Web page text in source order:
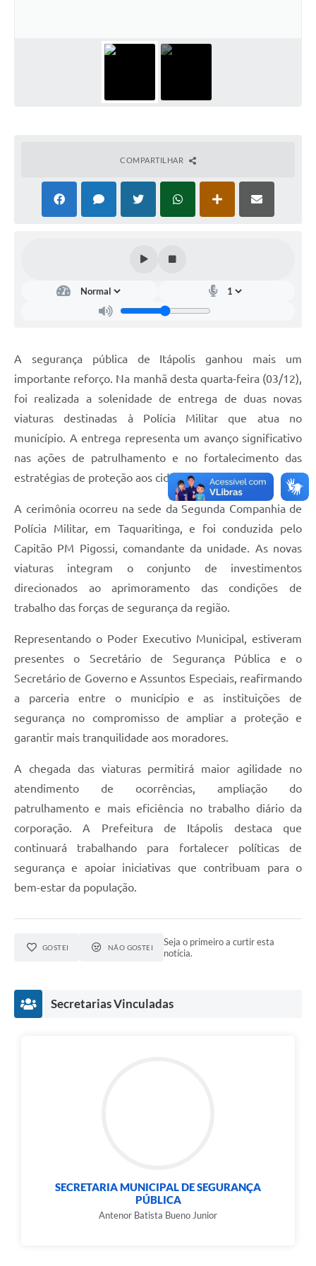
Gasoduto (Gás Natural)
História
Arquivos para Download
Turismo
Galeria de Vídeos
Contas Públicas
Telefones Úteis
Enquete
Diário Oficial
COMPARTILHAR
A segurança pública de Itápolis ganhou mais um
importante reforço. Na manhã desta quarta-feira (03/12),
foi realizada a solenidade de entrega de duas novas
viaturas destinadas à Polícia Militar que atua no
município. A entrega representa um avanço significativo
nas ações de patrulhamento e no fortalecimento das
estratégias de proteção aos cidadãos.
A cerimônia ocorreu na sede da Segunda Companhia de
Polícia Militar, em Taquaritinga, e foi conduzida pelo
Capitão PM Pigossi, comandante da unidade. As novas
viaturas integram o conjunto de investimentos
direcionados ao aprimoramento das condições de
trabalho das forças de segurança da região.
Representando o Poder Executivo Municipal, estiveram
presentes o Secretário de Segurança Pública e o
Secretário de Governo e Assuntos Especiais, reafirmando
a parceria entre o município e as instituições de
segurança no compromisso de ampliar a proteção e
garantir mais tranquilidade aos moradores.
A chegada das viaturas permitirá maior agilidade no
atendimento de ocorrências, ampliação do
patrulhamento e mais eficiência no trabalho diário da
corporação. A Prefeitura de Itápolis destaca que
continuará trabalhando para fortalecer políticas de
segurança e apoiar iniciativas que contribuam para o
bem-estar da população.
GOSTEI NÃO GOSTEI
Seja o primeiro a curtir esta
notícia.
Secretarias Vinculadas
SECRETARIA MUNICIPAL DE SEGURANÇA
PÚBLICA
Antenor Batista Bueno Junior